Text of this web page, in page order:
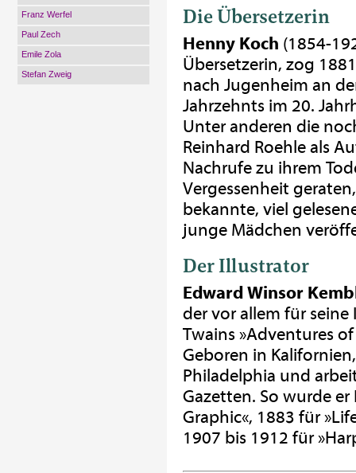
Franz Werfel
Paul Zech
Emile Zola
Stefan Zweig
Die Übersetzerin
Henny Koch (1854-
Übersetzerin, zog
nach Jugenheim an
Jahrzehnts im 20.
Unter anderen die
Reinhard Roehle als
Nachrufe zu ihrem
Vergessenheit
bekannte, viel
junge Mädchen
Der Illustrator
Edward Winsor
der vor allem für
Twains »Adventures
Geboren in
Philadelphia und
Gazetten. So wurde
Graphic«, 1883 für
1907 bis 1912 für